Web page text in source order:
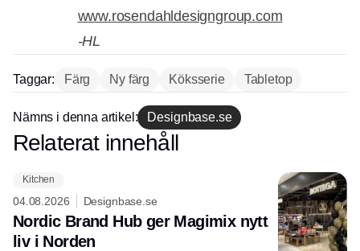
Annons
www.rosendahldesigngroup.com
-HL
Taggar: Färg Ny färg Köksserie Tabletop
Nämns i denna artikel: Designbase.se
Annons
Relaterat innehåll
Kitchen
04.08.2026 Designbase.se
Nordic Brand Hub ger Magimix nytt
liv i Norden